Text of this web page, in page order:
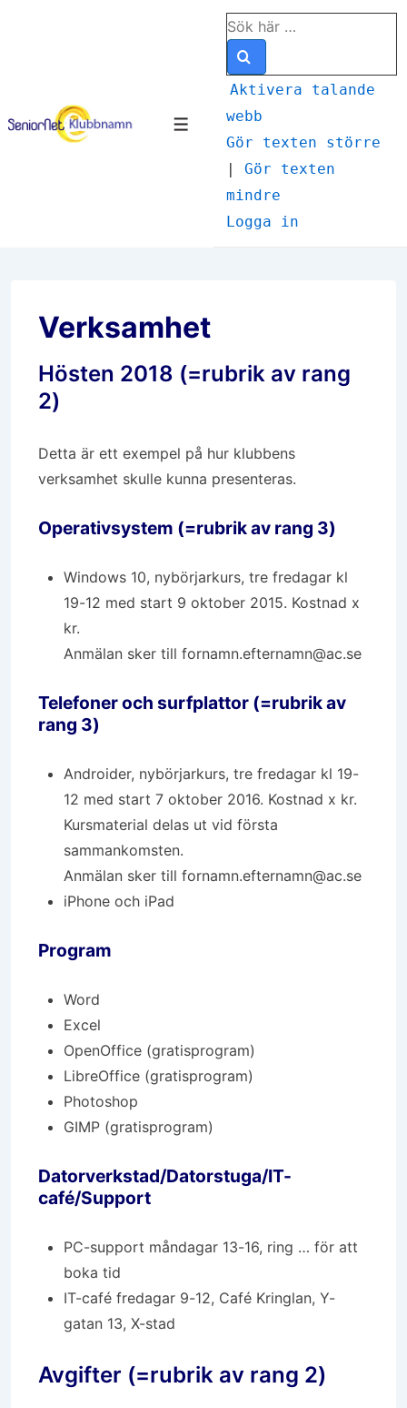
Meny
Sök
efter:
Aktivera talande
webb
Gör texten större
| Gör texten
mindre
Logga in
Verksamhet
Hösten 2018 (=rubrik av rang
2)
Detta är ett exempel på hur klubbens
verksamhet skulle kunna presenteras.
Operativsystem (=rubrik av rang 3)
Windows 10, nybörjarkurs, tre fredagar kl
19-12 med start 9 oktober 2015. Kostnad x
kr.
Anmälan sker till fornamn.efternamn@ac.se
Telefoner och surfplattor (=rubrik av
rang 3)
Androider, nybörjarkurs, tre fredagar kl 19-
12 med start 7 oktober 2016. Kostnad x kr.
Kursmaterial delas ut vid första
sammankomsten.
Anmälan sker till fornamn.efternamn@ac.se
iPhone och iPad
Program
Word
Excel
OpenOffice (gratisprogram)
LibreOffice (gratisprogram)
Photoshop
GIMP (gratisprogram)
Datorverkstad/Datorstuga/IT-
café/Support
PC-support måndagar 13-16, ring … för att
boka tid
IT-café fredagar 9-12, Café Kringlan, Y-
gatan 13, X-stad
Avgifter (=rubrik av rang 2)